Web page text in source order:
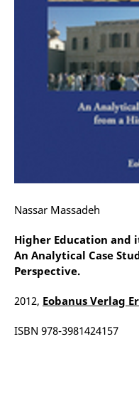
Nassar Massadeh
Higher Education and
An Analytical Case
Perspective.
2012, Eobanus Verlag
ISBN 978-3981424157